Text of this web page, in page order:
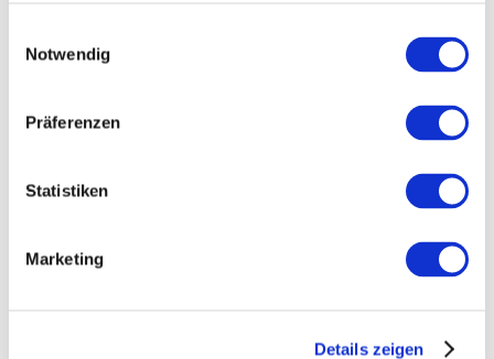
Notwendig
Präferenzen
Statistiken
Marketing
Details zeigen